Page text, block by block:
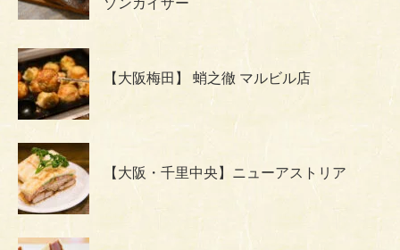
ゾンカイザー
【大阪梅田】 蛸之徹 マルビル店
【大阪・千里中央】ニューアストリア